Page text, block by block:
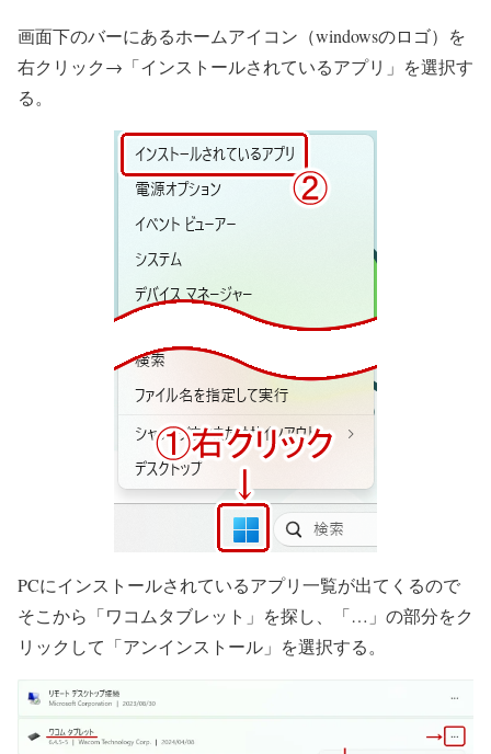
画面下のバーにあるホームアイコン（windowsのロゴ）を
右クリック→「インストールされているアプリ」を選択す
る。
PCにインストールされているアプリ一覧が出てくるので
そこから「ワコムタブレット」を探し、「…」の部分をク
リックして「アンインストール」を選択する。